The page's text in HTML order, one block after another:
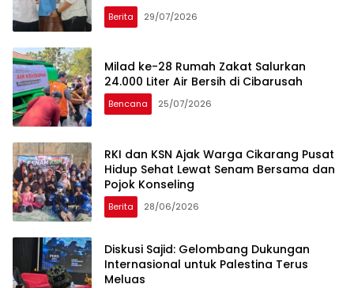
Berita 29/07/2026
Milad ke-28 Rumah Zakat Salurkan
24.000 Liter Air Bersih di Cibarusah
Bencana 25/07/2026
RKI dan KSN Ajak Warga Cikarang Pusat
Hidup Sehat Lewat Senam Bersama dan
Pojok Konseling
Berita 28/06/2026
Diskusi Sajid: Gelombang Dukungan
Internasional untuk Palestina Terus
Meluas